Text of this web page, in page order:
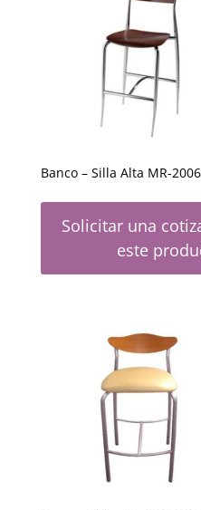
Banco – Silla Alta MR-
Solicitar una
este